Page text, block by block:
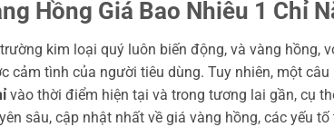
Hồng Giá Bao Nhiêu 1 Chỉ
kim loại quý luôn biến động, và vàng hồng,
cảm tình của người tiêu dùng. Tuy nhiên, một
vào thời điểm hiện tại và trong tương lai gần, cụ
sâu, cập nhật nhất về giá vàng hồng, các yếu